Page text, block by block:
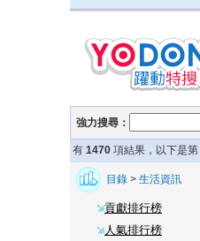
強力搜尋：
有 1470 項結果，以下是第
目錄 > 生活資訊
貢獻排行榜
人氣排行榜